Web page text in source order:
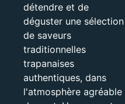
détendre et de
déguster une sélection
de saveurs
traditionnelles
trapanaises
authentiques, dans
l'atmosphère agréable